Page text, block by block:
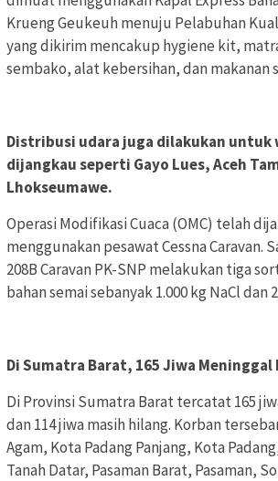
Krueng Geukeuh menuju Pelabuhan
yang dikirim mencakup hygiene kit,
sembako, alat kebersihan, dan makanan
Distribusi udara juga dilakukan
dijangkau seperti Gayo Lues, Aceh
Lhokseumawe.
Operasi Modifikasi Cuaca (OMC) telah
menggunakan pesawat Cessna Caravan.
208B Caravan PK-SNP melakukan tiga
bahan semai sebanyak 1.000 kg NaCl dan
Di Sumatra Barat, 165 Jiwa Meninggal
Di Provinsi Sumatra Barat tercatat 165
dan 114 jiwa masih hilang. Korban
Agam, Kota Padang Panjang, Kota
Tanah Datar, Pasaman Barat, Pasaman,